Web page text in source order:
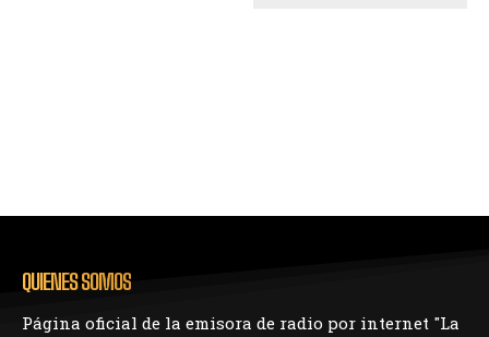
QUIENES SOMOS
Página oficial de la emisora de radio por internet "La